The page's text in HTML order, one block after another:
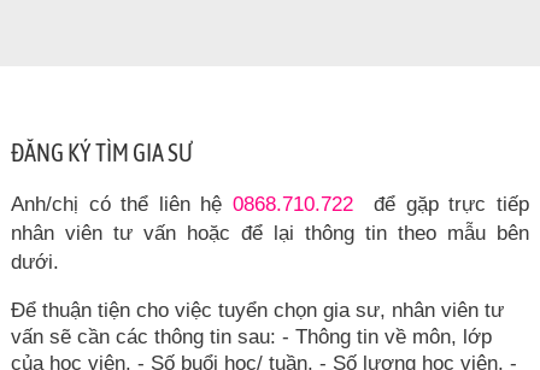
ĐĂNG KÝ TÌM GIA SƯ
Anh/chị có thể liên hệ 0868.710.722
để gặp trực tiếp
nhân viên tư vấn hoặc để lại thông tin theo mẫu bên
dưới.
Để thuận tiện cho việc tuyển chọn gia sư, nhân viên tư
vấn sẽ cần các thông tin sau: - Thông tin về môn, lớp
của học viên. - Số buổi học/ tuần. - Số lượng học viên. -